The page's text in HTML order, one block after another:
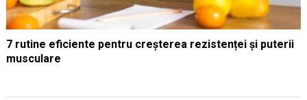
7 rutine eficiente pentru creșterea rezistenței și puterii
musculare